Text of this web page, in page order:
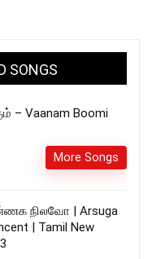
SONGS
– Vaanam Boomi
More Songs
நிலவோ | Arsuga
| Tamil New